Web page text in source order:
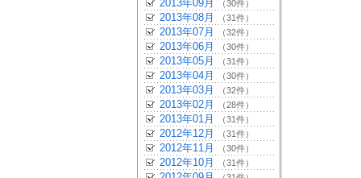
2013年09月 （30件）
2013年08月 （31件）
2013年07月 （32件）
2013年06月 （30件）
2013年05月 （31件）
2013年04月 （30件）
2013年03月 （32件）
2013年02月 （28件）
2013年01月 （31件）
2012年12月 （31件）
2012年11月 （30件）
2012年10月 （31件）